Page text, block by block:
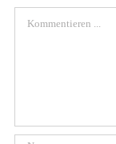
Comment